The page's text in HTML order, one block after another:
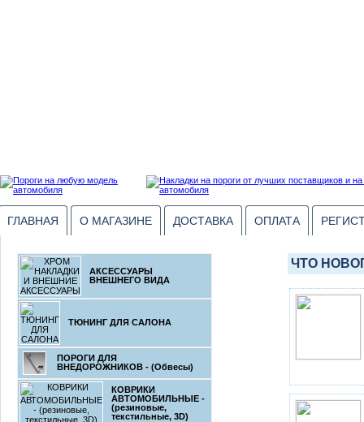
ГЛАВНАЯ О МАГАЗИНЕ ДОСТАВКА ОПЛАТА
АКСЕССУАРЫ
ВНЕШНЕГО ВИДА
ТЮНИНГ ДЛЯ САЛОНА
ПОРОГИ ДЛЯ
ВНЕДОРОЖНИКОВ - (Обвесы)
КОВРИКИ
АВТОМОБИЛЬНЫЕ -
(резиновые,
текстильные, 3D)
ЧТО